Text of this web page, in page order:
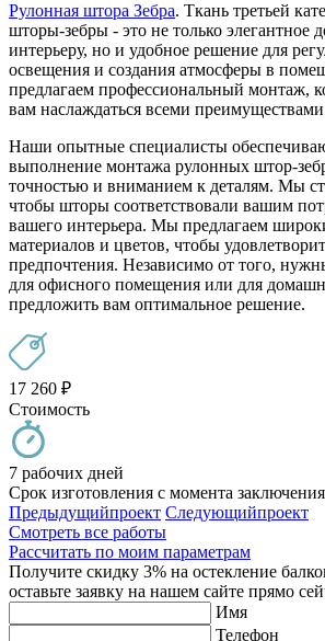
Рулонная штора Зебра. Ткань третьей
шторы-зебры - это не только элегантное
интерьеру, но и удобное решение для
освещения и создания атмосферы в
предлагаем профессиональный монтаж,
вам наслаждаться всеми преимуществами
Наши опытные специалисты
выполнение монтажа рулонных штор-
точностью и вниманием к деталям. Мы
чтобы шторы соответствовали вашим
вашего интерьера. Мы предлагаем
материалов и цветов, чтобы
предпочтения. Независимо от того,
для офисного помещения или для
предложить вам оптимальное решение.
17 260 ₽
Стоимость
7 рабочих дней
Срок изготовления с момента
Предыдущийпроект Следующийпроект
Смотреть все работы
Рассчитать по моим параметрам
Получите скидку 3% на остекление
оставьте заявку на нашем сайте прямо
Имя
Телефон